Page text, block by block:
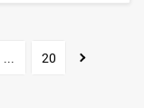
... 20